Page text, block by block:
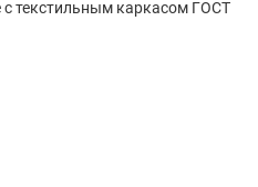
текстильным каркасом ГОСТ